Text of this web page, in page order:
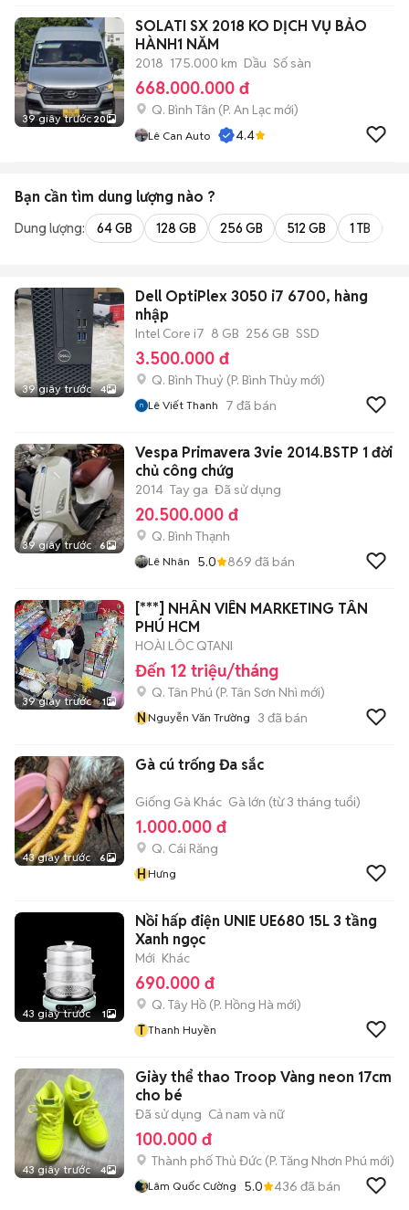
39 giây trước20
SOLATI SX 2018 KO DỊCH VỤ BẢO
HÀNH1 NĂM
2018 175.000 km Dầu Số sàn
668.000.000 đ
Q. Bình Tân (P. An Lạc mới)
Lê Can Auto 4.4
Bạn cần tìm dung lượng nào ?
Dung lượng: 64 GB 128 GB 256 GB 512 GB 1 TB
39 giây trước 4
Dell OptiPlex 3050 i7 6700, hàng
nhập
Intel Core i7 8 GB 256 GB SSD
3.500.000 đ
Q. Bình Thuỷ (P. Bình Thủy mới)
Lê Viết Thanh 7 đã bán
39 giây trước 6
Vespa Primavera 3vie 2014.BSTP 1 đời
chủ công chứg
2014 Tay ga Đã sử dụng
20.500.000 đ
Q. Bình Thạnh
Lê Nhân 5.0 869 đã bán
39 giây trước 1
[***] NHÂN VIÊN MARKETING TÂN
PHÚ HCM
HOÀI LÔC QTANI
Đến 12 triệu/tháng
Q. Tân Phú (P. Tân Sơn Nhì mới)
NNguyễn Văn Trường 3 đã bán
43 giây trước 6
Gà cú trống Đa sắc
Giống Gà Khác Gà lớn (từ 3 tháng tuổi)
1.000.000 đ
Q. Cái Răng
HHưng
43 giây trước 1
Nồi hấp điện UNIE UE680 15L 3 tầng
Xanh ngọc
Mới Khác
690.000 đ
Q. Tây Hồ (P. Hồng Hà mới)
T Thanh Huyền
43 giây trước 4
Giày thể thao Troop Vàng neon 17cm
cho bé
Đã sử dụng Cả nam và nữ
100.000 đ
Thành phố Thủ Đức (P. Tăng Nhơn Phú mới)
Lâm Quốc Cường 5.0 436 đã bán